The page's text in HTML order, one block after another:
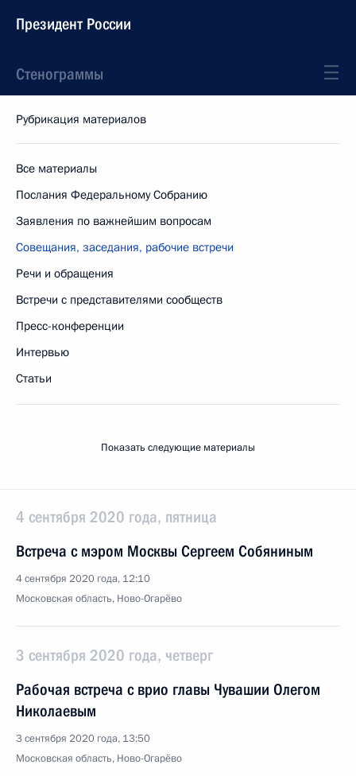
Президент России
Стенограммы
Рубрикация материалов
Все материалы
Послания Федеральному Собранию
Заявления по важнейшим вопросам
Совещания, заседания, рабочие встречи
Речи и обращения
Встречи с представителями сообществ
Пресс-конференции
Интервью
Статьи
Показать следующие материалы
4 сентября 2020 года, пятница
Встреча с мэром Москвы Сергеем Собяниным
4 сентября 2020 года, 12:10
Московская область, Ново-Огарёво
3 сентября 2020 года, четверг
Рабочая встреча с врио главы Чувашии Олегом
Николаевым
3 сентября 2020 года, 13:50
Московская область, Ново-Огарёво